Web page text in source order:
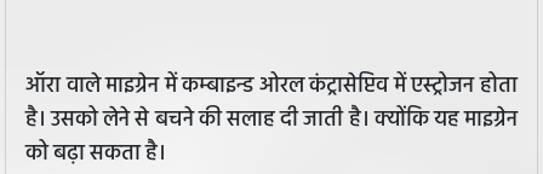
ऑरा वाले माइग्रेन में कम्बाइन्ड ओरल कंट्रासेप्टिव में एस्ट्रोजन होता
है। उसको लेने से बचने की सलाह दी जाती है। क्योंकि यह माइग्रेन
को बढ़ा सकता है।